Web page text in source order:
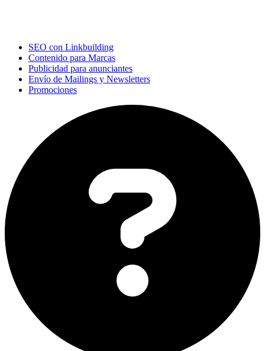
SEO con Linkbuilding
Contenido para Marcas
Publicidad para anunciantes
Envío de Mailings y Newsletters
Promociones